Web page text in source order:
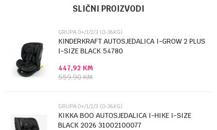
Grupa 0+/1/2/3 (0-36kg)
Poruka
SLIČNI PROIZVODI
GRUPA 0+/1/2/3 (0-36KG)
KINDERKRAFT AUTOSJEDALICA I-GROW 2 PLUS
I-SIZE BLACK 54780
447,92 KM
559,90KM
GRUPA 0+/1/2/3 (0-36KG)
KIKKA BOO AUTOSJEDALICA I-HIKE I-SIZE
BLACK 2026 31002100077